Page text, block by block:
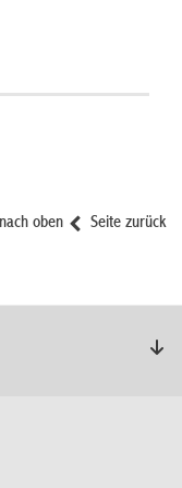
Seite zurück
nach oben